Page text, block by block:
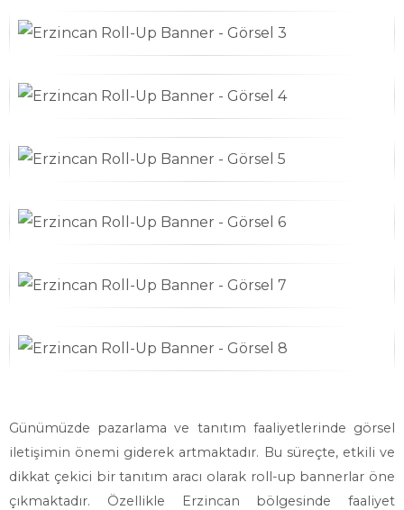
Günümüzde pazarlama ve tanıtım faaliyetlerinde görsel
iletişimin önemi giderek artmaktadır. Bu süreçte, etkili ve
dikkat çekici bir tanıtım aracı olarak roll-up bannerlar öne
çıkmaktadır. Özellikle Erzincan bölgesinde faaliyet